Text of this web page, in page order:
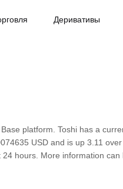
Деривативы
platform. Toshi has a
USD and is up 3.11
hours. More information can